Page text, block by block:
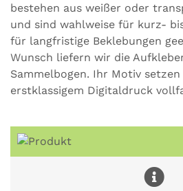
bestehen aus weißer oder
und sind wahlweise für kurz-
für langfristige Beklebungen
Wunsch liefern wir die
Sammelbogen. Ihr Motiv
erstklassigem Digitaldruck